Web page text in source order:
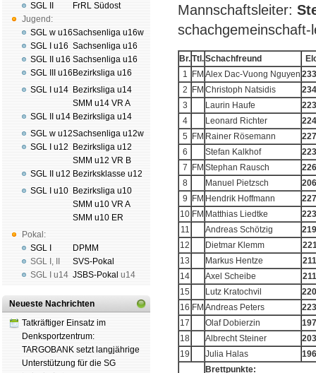
SGL II
Jugend:
SGL w u16
SGL I u16
SGL II u16
SGL III u16
SGL I u14
SGL II u14
SGL w u12
SGL I u12
SGL II u12
SGL I u10
Pokal:
SGL I
SGL I ,
SGL I
u14
FrRL Südost
Sachsenliga u16w
Sachsenliga u16
Sachsenliga u16
Bezirksliga u16
Bezirksliga u14
SMM u14 VR A
Bezirksliga u14
Sachsenliga u12w
Bezirksliga u12
SMM u12 VR B
Bezirksklasse u12
Bezirksliga u10
SMM u10 VR A
SMM u10 ER
DPMM
SVS-Pokal
JSBS-Pokal u14
Neueste Nachrichten
Tatkräftiger Einsatz im
Denksportzentrum:
TARGOBANK setzt langjährige
Unterstützung für die SG
Mannschaftsleiter:
schachgemeinschaft-
Br.Ttl.Schachfreund
1
FM Alex Dac-Vuong Nguyen
2
FM Christoph Natsidis
3
Laurin Haufe
4
Leonard Richter
5
FM Rainer Rösemann
6
Stefan Kalkhof
7
FM Stephan Rausch
8
Manuel Pietzsch
9
FM Hendrik Hoffmann
10 FM Matthias Liedtke
11
Andreas Schötzig
12
Dietmar Klemm
13
Markus Hentze
14
Axel Scheibe
15
Lutz Kratochvil
16 FM Andreas Peters
17
Olaf Dobierzin
18
Albrecht Steiner
19
Julia Halas
Brettpunkte: